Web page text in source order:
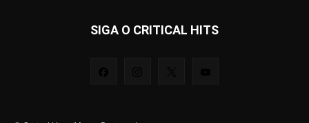
SIGA O CRITICAL HITS